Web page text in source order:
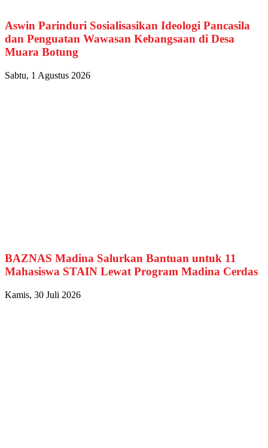
Aswin Parinduri Sosialisasikan Ideologi Pancasila
dan Penguatan Wawasan Kebangsaan di Desa
Muara Botung
Sabtu, 1 Agustus 2026
BAZNAS Madina Salurkan Bantuan untuk 11
Mahasiswa STAIN Lewat Program Madina Cerdas
Kamis, 30 Juli 2026